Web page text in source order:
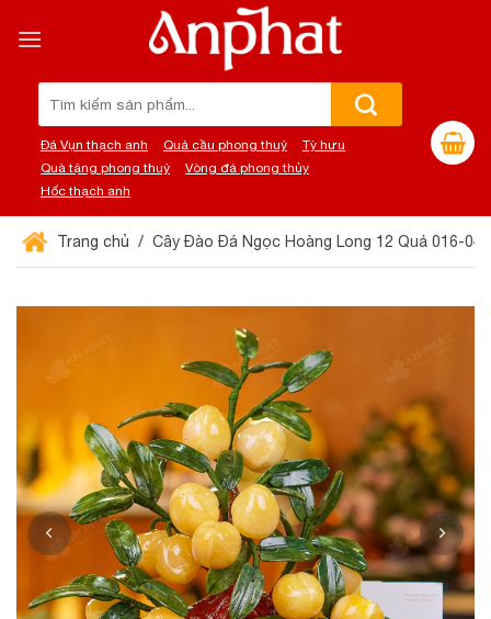
đến
Đá Vụn thạch anh Quả cầu phong thuỷ
Tỳ hưu
Quà tặng phong thuỷ
Vòng đá phong thủy
Hốc thạch anh
Trang chủ Cây Đào Đá Ngọc Hoàng Long 12 Quả 016-